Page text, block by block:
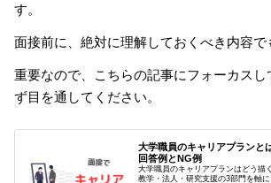
す。
面接前に、絶対に理解しておくべき内容で
重要なので、こちらの記事にフォーカス
ず目を通してください。
大学職員のキャリアプランと
回答例とNG例
大学職員のキャリアプランはどう描
教学・法人・研究支援の3部門を軸